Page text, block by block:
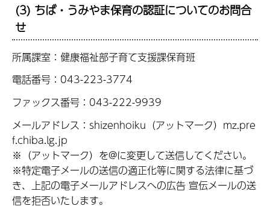
(3) ちば・うみやま保育の認証についてのお問合
せ
所属課室：健康福祉部子育て支援課保育班
電話番号：043-223-3774
ファックス番号：043-222-9939
メールアドレス：shizenhoiku（アットマーク）mz.pre
f.chiba.lg.jp
※（アットマーク）を@に変更して送信してください。
※特定電子メールの送信の適正化等に関する法律に基づ
き、上記の電子メールアドレスへの広告 宣伝メールの送
信を拒否いたします。